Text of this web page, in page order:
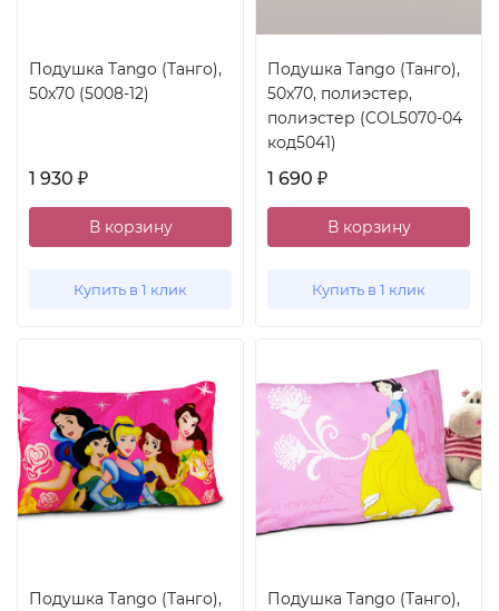
Подушка Tango (Танго),
50x70 (5008-12)
1 930 ₽
В корзину
Купить в 1 клик
Подушка Tango (Танго),
50x70, полиэстер,
полиэстер (COL5070-04
код5041)
1 690 ₽
В корзину
Купить в 1 клик
Подушка Tango (Танго),
Подушка Tango (Танго),